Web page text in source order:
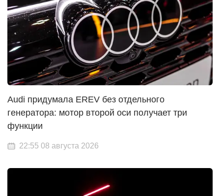
Audi придумала EREV без отдельного
генератора: мотор второй оси получает три
функции
22:55 08 августа 2026